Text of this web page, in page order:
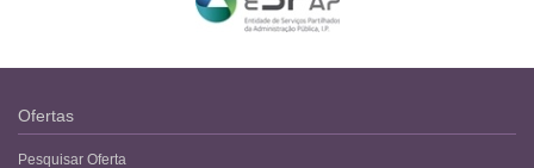
Ofertas
Pesquisar Oferta